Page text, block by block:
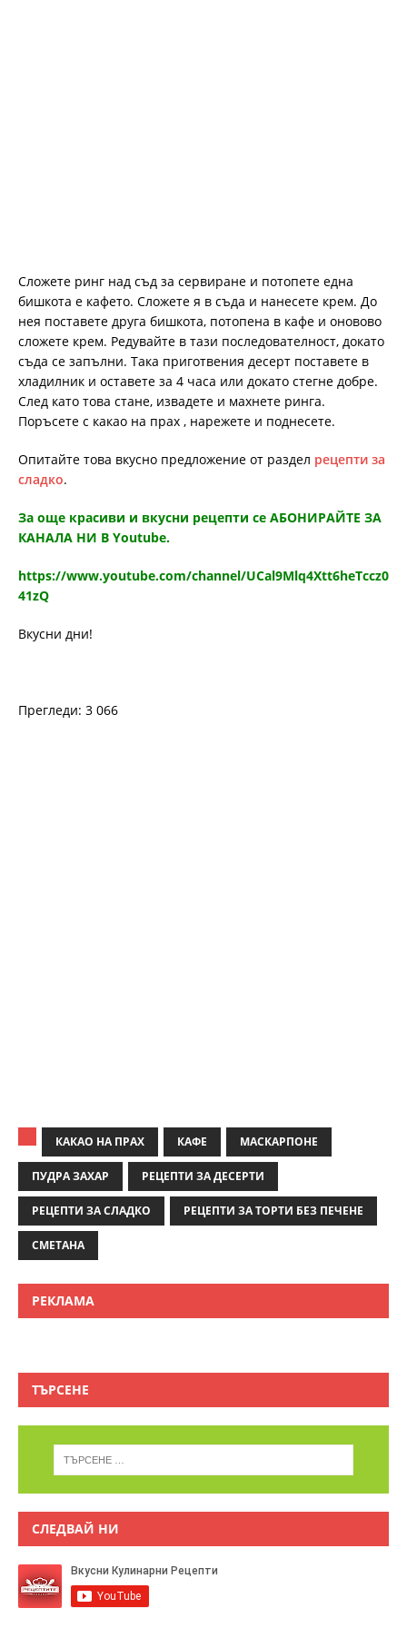
Сложете ринг над съд за сервиране и потопете една
бишкота е кафето. Сложете я в съда и нанесете крем. До
нея поставете друга бишкота, потопена в кафе и оновово
сложете крем. Редувайте в тази последователност, докато
съда се запълни. Така приготвения десерт поставете в
хладилник и оставете за 4 часа или докато стегне добре.
След като това стане, извадете и махнете ринга.
Поръсете с какао на прах , нарежете и поднесете.
Опитайте това вкусно предложение от раздел рецепти за
сладко.
За още красиви и вкусни рецепти се АБОНИРАЙТЕ ЗА
КАНАЛА НИ В Youtube.
https://www.youtube.com/channel/UCal9Mlq4Xtt6heTccz0
41zQ
Вкусни дни!
Прегледи: 3 066
КАКАО НА ПРАХ КАФЕ МАСКАРПОНЕ
ПУДРА ЗАХАР РЕЦЕПТИ ЗА ДЕСЕРТИ
РЕЦЕПТИ ЗА СЛАДКО РЕЦЕПТИ ЗА ТОРТИ БЕЗ ПЕЧЕНЕ
СМЕТАНА
РЕКЛАМА
ТЪРСЕНЕ
СЛЕДВАЙ НИ